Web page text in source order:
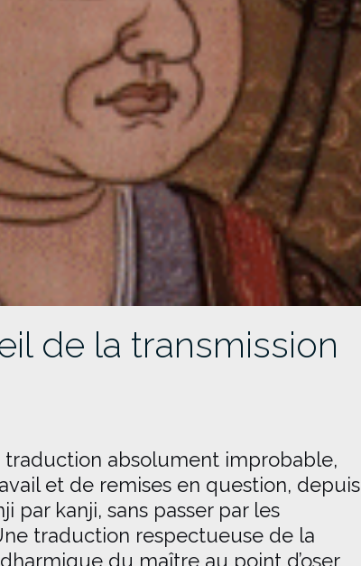
de la transmission
traduction absolument improbable,
et de remises en question, depuis
par kanji, sans passer par les
traduction respectueuse de la
du maître au point d’oser